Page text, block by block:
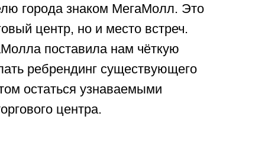
города знаком МегаМолл. Это
центр, но и место встреч.
поставила нам чёткую
ребрендинг существующего
остаться узнаваемыми
центра.